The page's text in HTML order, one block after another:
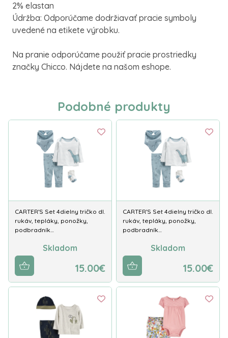
2% elastan
Údržba: Odporúčame dodržiavať pracie symboly
uvedené na etikete výrobku.
Na pranie odporúčame použiť pracie prostriedky
značky Chicco. Nájdete na našom eshope.
Podobné produkty
CARTER'S Set 4dielny tričko dl.
rukáv, tepláky, ponožky,
podbradník…
Skladom
15.00€
CARTER'S Set 4dielny tričko dl.
rukáv, tepláky, ponožky,
podbradník…
Skladom
15.00€